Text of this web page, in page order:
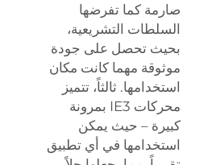
صارمة كما تفرضها
السلطات التشريعية،
بحيث تحصل على جودة
موثوقة مهما كانت مكان
استخدامها. ثالثاً، تتميز
محركات IE3 بمرونة
كبيرة – حيث يمكن
استخدامها في أي تطبيق